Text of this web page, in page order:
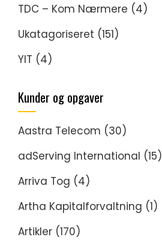
TDC – Kom Nærmere (4)
Ukatagoriseret (151)
YIT (4)
Kunder og opgaver
Aastra Telecom (30)
adServing International (15)
Arriva Tog (4)
Artha Kapitalforvaltning (1)
Artikler (170)